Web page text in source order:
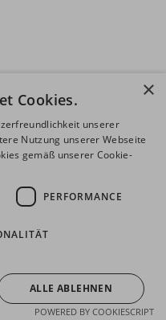
×
Cookies.
unserer
Nutzung unserer Webseite
gemäß unserer Cookie-
PERFORMANCE
ALLE ABLEHNEN
POWERED BY COOKIESCRIPT